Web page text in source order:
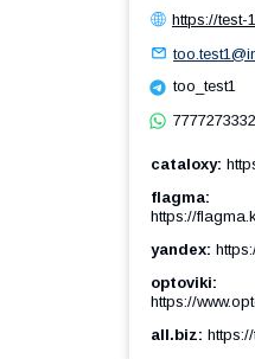
https://test-
too_test1
cataloxy
flagma
https://
yandex
optoviki
https://
all.biz